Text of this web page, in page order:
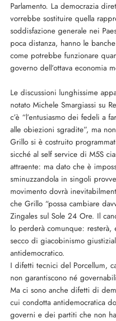
Parlamento. La democrazia
vorrebbe sostituire quella
soddisfazione generale nei
poca distanza, hanno le
come potrebbe funzionare
governo dell’ottava economia
Le discussioni lunghissime
notato Michele Smargiassi su
c’è “l’entusiasmo dei fedeli a
alle obiezioni sgradite”, ma
Grillo si è costruito
sicché al self service di M5S
attraente: ma dato che è
sminuzzandola in singoli
movimento dovrà
che Grillo “possa cambiare
Zingales sul Sole 24 Ore. Il
lo perderà comunque:
secco di giacobinismo
antidemocratico.
I difetti tecnici del Porcellum,
non garantiscono né
Ma ci sono anche difetti di
cui condotta antidemocratica
governi e dei partiti che non